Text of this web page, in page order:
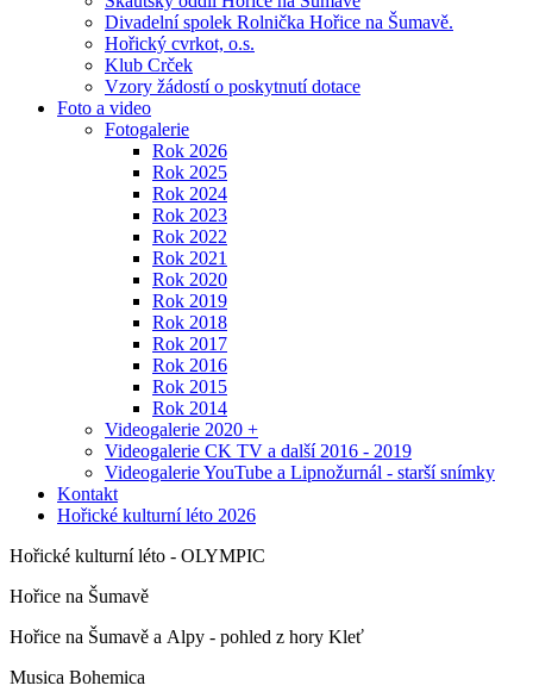
Divadelní spolek Rolnička Hořice na Šumavě.
Hořický cvrkot, o.s.
Klub Crček
Vzory žádostí o poskytnutí dotace
Foto a video
Fotogalerie
Rok 2026
Rok 2025
Rok 2024
Rok 2023
Rok 2022
Rok 2021
Rok 2020
Rok 2019
Rok 2018
Rok 2017
Rok 2016
Rok 2015
Rok 2014
Videogalerie 2020 +
Videogalerie CK TV a další 2016 - 2019
Videogalerie YouTube a Lipnožurnál - starší snímky
Kontakt
Hořické kulturní léto 2026
Hořické kulturní léto - OLYMPIC
Hořice na Šumavě
Hořice na Šumavě a Alpy - pohled z hory Kleť
Musica Bohemica